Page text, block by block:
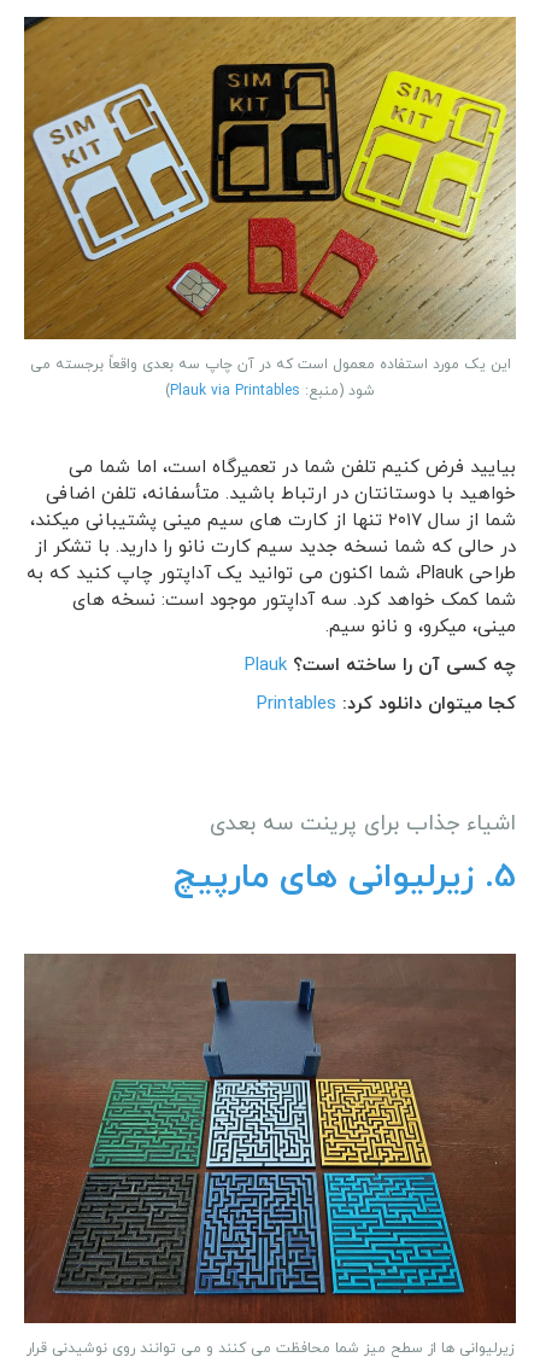
این یک مورد استفاده معمول است که در آن چاپ سه بعدی واقعاً برجسته می
شود (منبع: Plauk via Printables
)
بیایید فرض کنیم تلفن شما در تعمیرگاه است، اما شما می
خواهید با دوستانتان در ارتباط باشید. متأسفانه، تلفن اضافی
شما از سال ۲۰۱۷ تنها از کارت های سیم مینی پشتیبانی میکند،
در حالی که شما نسخه جدید سیم کارت نانو را دارید. با تشکر از
طراحی Plauk، شما اکنون می توانید یک آداپتور چاپ کنید که به
شما کمک خواهد کرد. سه آداپتور موجود است: نسخه های
مینی، میکرو، و نانو سیم.
چه کسی آن را ساخته است؟ Plauk
کجا میتوان دانلود کرد: Printables
اشیاء جذاب برای پرینت سه بعدی
5. زیرلیوانی های مارپیچ
زیرلیوانی ها از سطح میز شما محافظت می کنند و می توانند روی نوشیدنی قرار